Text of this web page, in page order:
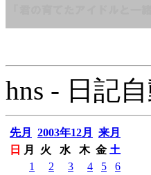
hns - 日記
先月 2003年12月
来月
日
月 火 水 木 金 土
1
2 3 4 5
6